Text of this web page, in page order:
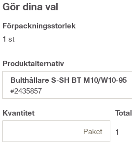
Gör dina val
Förpackningsstorlek
1 st
Produktalternativ
Bulthållare S-SH BT M10/W10-95
#2435857
Kvantitet
Paket
Total
1